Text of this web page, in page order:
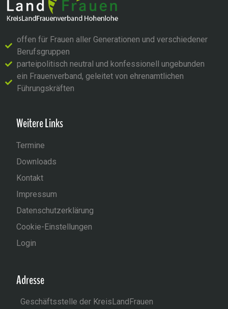
offen für Frauen aller Generationen und verschiedener
Berufsgruppen
parteipolitisch neutral und konfessionell ungebunden
ein Frauenverband, geleitet von ehrenamtlichen
Führungskräften
Weitere Links
Termine
Downloads
Kontakt
Impressum
Datenschutzerklärung
Cookie-Einstellungen
Login
Adresse
Geschäftsstelle der KreisLandFrauen